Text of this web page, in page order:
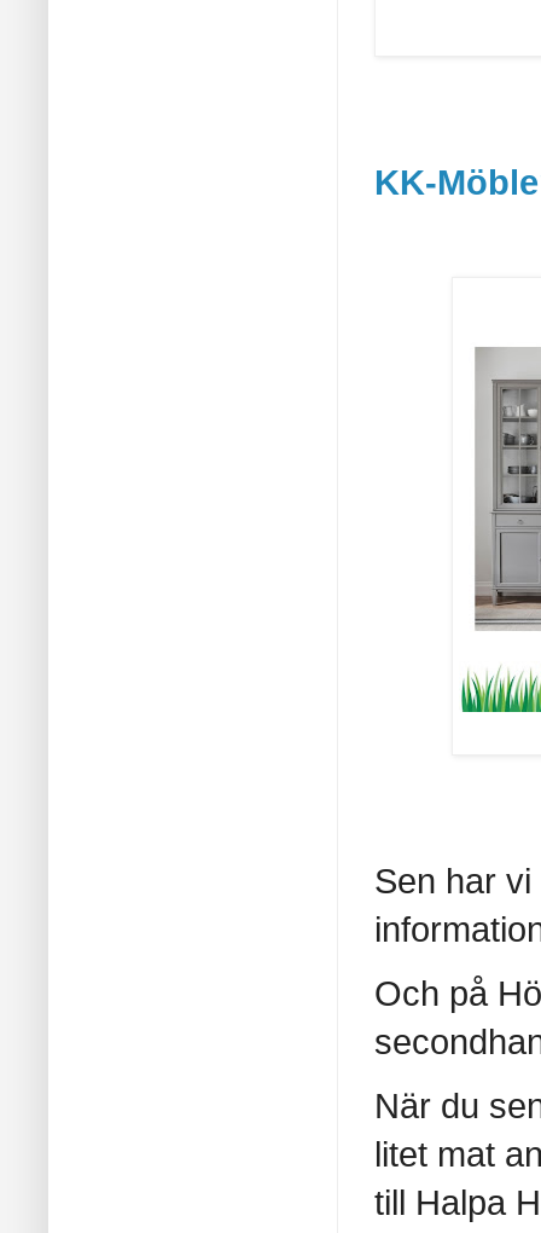
KK-
Sen har
Och på
När du
litet mat
till Halpa